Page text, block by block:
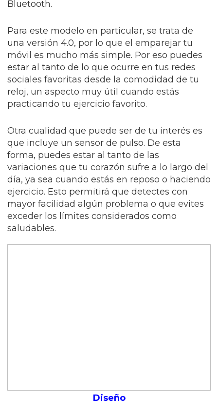
Bluetooth.
Para este modelo en particular, se trata de
una versión 4.0, por lo que el emparejar tu
móvil es mucho más simple. Por eso puedes
estar al tanto de lo que ocurre en tus redes
sociales favoritas desde la comodidad de tu
reloj, un aspecto muy útil cuando estás
practicando tu ejercicio favorito.
Otra cualidad que puede ser de tu interés es
que incluye un sensor de pulso. De esta
forma, puedes estar al tanto de las
variaciones que tu corazón sufre a lo largo del
día, ya sea cuando estás en reposo o haciendo
ejercicio. Esto permitirá que detectes con
mayor facilidad algún problema o que evites
exceder los límites considerados como
saludables.
Diseño